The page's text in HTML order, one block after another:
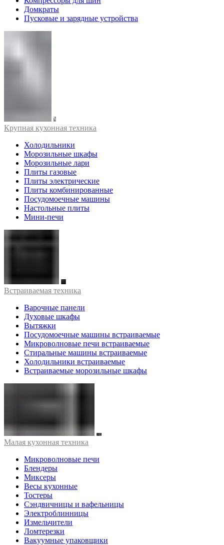
Домкраты
Пусковые и зарядные устройства
Крупная кухонная техника
Холодильники
Морозильные шкафы
Морозильные лари
Плиты газовые
Плиты электрические
Плиты комбинированные
Посудомоечные машины
Настольные плиты
Мини-печи
Встраиваемая техника
Варочные панели
Духовые шкафы
Вытяжки
Посудомоечные машины встраиваемые
Микроволновые печи встраиваемые
Стиральные машины встраиваемые
Холодильники встраиваемые
Встраиваемые морозильные шкафы
Малая кухонная техника
Микроволновые печи
Блендеры
Миксеры
Весы кухонные
Тостеры
Сэндвичницы и вафельницы
Электроблинницы
Измельчители
Ломтерезки
Вакуумные упаковщики